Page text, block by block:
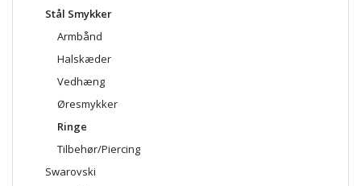
Stål Smykker
Armbånd
Halskæder
Vedhæng
Øresmykker
Ringe
Tilbehør/Piercing
Swarovski